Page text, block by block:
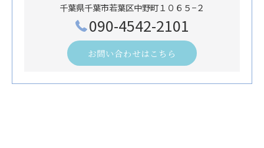
千葉県千葉市若葉区中野町１０６５−２
090-4542-2101
お問い合わせはこちら